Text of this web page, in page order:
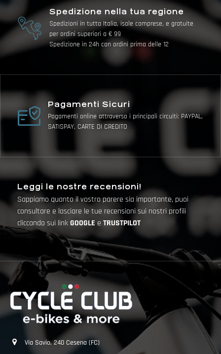
Spedizione nella tua regione
Spedizioni in tutta Italia, isole comprese, e gratuite
per ordini superiori a € 99
Spedizione in 24h con ordini prima delle 12
Pagamenti Sicuri
Pagamenti online attraverso i principali circuiti: PAYPAL,
SATISPAY, CARTE DI CREDITO
Leggi le nostre recensioni!
Sappiamo quanto il vostro parere sia importante, puoi
consultare e lasciare le tue recensioni sui nostri profili
cliccando sui linkGOOGLE e TRUSTPILOT
Via Savio, 240 Cesena (FC)